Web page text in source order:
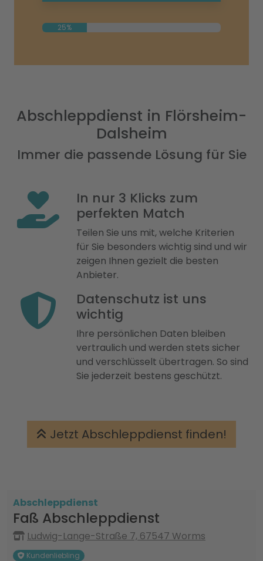
25%
Abschleppdienst in Flörsheim-
Dalsheim
Immer die passende Lösung für Sie
In nur 3 Klicks zum
perfekten Match
Teilen Sie uns mit, welche Kriterien
für Sie besonders wichtig sind und wir
zeigen Ihnen gezielt die besten
Anbieter.
Datenschutz ist uns
wichtig
Ihre persönlichen Daten bleiben
vertraulich und werden stets sicher
und verschlüsselt übertragen. So sind
Sie jederzeit bestens geschützt.
Jetzt Abschleppdienst finden!
Abschleppdienst
Faß Abschleppdienst
Ludwig-Lange-Straße 7, 67547 Worms
Kundenliebling